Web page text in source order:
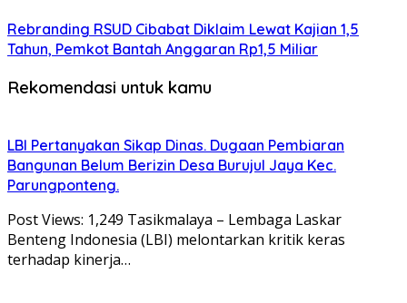
Rebranding RSUD Cibabat Diklaim Lewat Kajian 1,5
Tahun, Pemkot Bantah Anggaran Rp1,5 Miliar
Rekomendasi untuk kamu
LBI Pertanyakan Sikap Dinas. Dugaan Pembiaran
Bangunan Belum Berizin Desa Burujul Jaya Kec.
Parungponteng.
Post Views: 1,249 Tasikmalaya – Lembaga Laskar
Benteng Indonesia (LBI) melontarkan kritik keras
terhadap kinerja…